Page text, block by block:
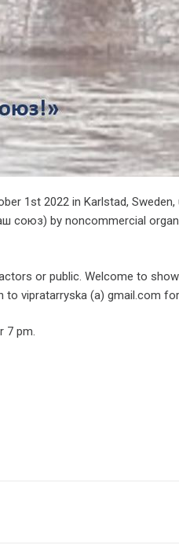
1st 2022 in Karlstad,
союз) by noncommercial
or public. Welcome to
vipratarryska (a) gmail.com
7 pm.